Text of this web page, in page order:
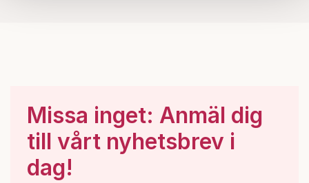
Missa inget: Anmäl dig
till vårt nyhetsbrev i
dag!